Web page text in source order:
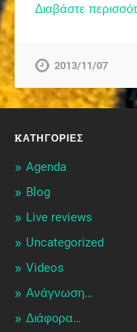
Διαβάστε
2013/11/07
KΑΤΗΓΟΡΊΕΣ
Agenda
Blog
Live reviews
Uncategorized
Videos
Ανάγνωση…
Διάφορα…